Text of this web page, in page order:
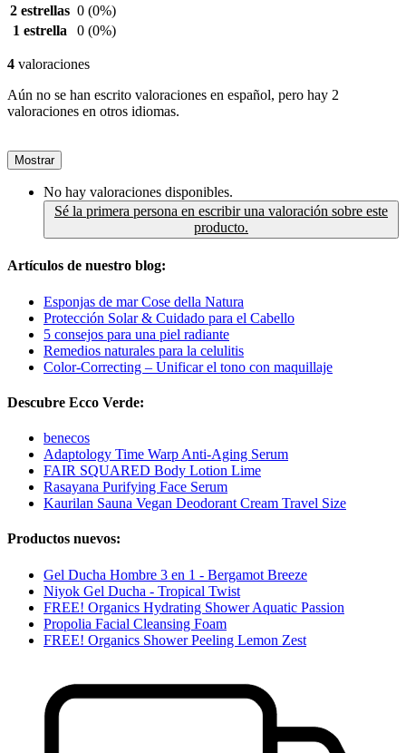
2 estrellas 0 (0%)
1 estrella
0 (0%)
4 valoraciones
Aún no se han escrito valoraciones en español, pero hay 2
valoraciones en otros idiomas.
Mostrar
No hay valoraciones disponibles.
Sé la primera persona en escribir una valoración sobre este
producto.
Artículos de nuestro blog:
Esponjas de mar Cose della Natura
Protección Solar & Cuidado para el Cabello
5 consejos para una piel radiante
Remedios naturales para la celulitis
Color-Correcting – Unificar el tono con maquillaje
Descubre Ecco Verde:
benecos
Adaptology Time Warp Anti-Aging Serum
FAIR SQUARED Body Lotion Lime
Rasayana Purifying Face Serum
Kaurilan Sauna Vegan Deodorant Cream Travel Size
Productos nuevos:
Gel Ducha Hombre 3 en 1 - Bergamot Breeze
Niyok Gel Ducha - Tropical Twist
FREE! Organics Hydrating Shower Aquatic Passion
Propolia Facial Cleansing Foam
FREE! Organics Shower Peeling Lemon Zest